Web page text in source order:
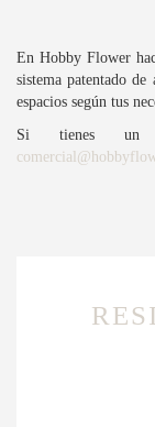
En Hobby Flower
sistema patentado
espacios según tus
Si tienes un